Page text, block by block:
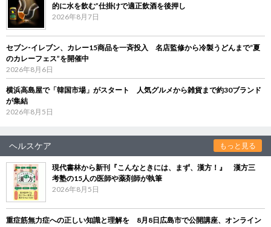
的に水を飲む”仕掛けで適正飲酒を後押し
2026年8月7日
セブン‐イレブン、カレー15商品を一斉投入 名店監修から冷製うどんまで“夏
のカレーフェス”を開催中
2026年8月6日
横浜高島屋で「韓国市場」がスタート 人気グルメから雑貨まで約30ブランド
が集結
2026年8月5日
ヘルスケア もっと見る
現代書林から新刊『こんなときには、まず、漢方！』 漢方三
考塾の15人の医師や薬剤師が執筆
2026年8月5日
重症筋無力症への正しい知識と理解を 8月8日広島市で公開講座、オンライン